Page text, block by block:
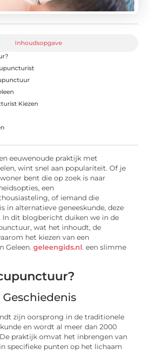
Inhoudsopgave
Kiezen
eeuwenoude praktijk met
wint snel aan populariteit. Of je
bent die op zoek is naar
een
of iemand die
in alternatieve geneeskunde, deze
In dit blogbericht duiken we in de
wat het inhoudt, de
het kiezen van een
Geleen.geleengids.nl. een slimme
Geschiedenis
zijn oorsprong in de traditionele
en wordt al meer dan 2000
praktijk omvat het inbrengen van
specifieke punten op het lichaam